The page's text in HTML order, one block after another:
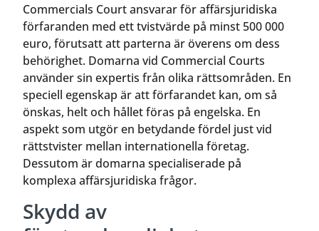
Commercials Court ansvarar för affärsjuridiska
förfaranden med ett tvistvärde på minst 500 000
euro, förutsatt att parterna är överens om dess
behörighet. Domarna vid Commercial Courts
använder sin expertis från olika rättsområden. En
speciell egenskap är att förfarandet kan, om så
önskas, helt och hållet föras på engelska. En
aspekt som utgör en betydande fördel just vid
rättstvister mellan internationella företag.
Dessutom är domarna specialiserade på
komplexa affärsjuridiska frågor.
Skydd av